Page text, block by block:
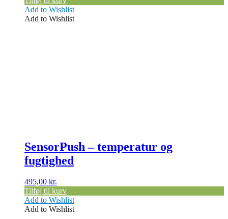
Add to Wishlist
Add to Wishlist
SensorPush – temperatur og
fugtighed
495,00 kr.
Tilføj til kurv
Add to Wishlist
Add to Wishlist